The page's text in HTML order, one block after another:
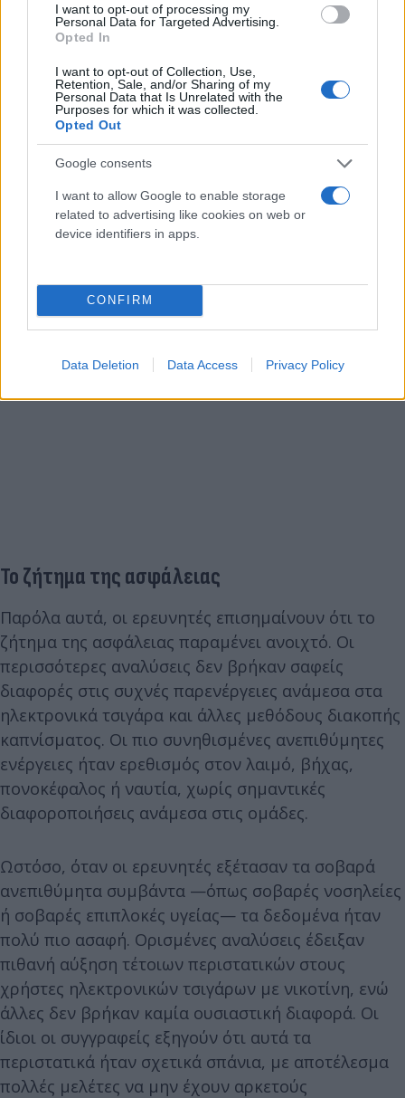
I want to opt-out of processing my
Personal Data for Targeted Advertising.
Opted In
I want to opt-out of Collection, Use,
Retention, Sale, and/or Sharing of my
Personal Data that Is Unrelated with the
Purposes for which it was collected.
Opted Out
Google consents
I want to allow Google to enable storage
related to advertising like cookies on web or
device identifiers in apps.
CONFIRM
Data Deletion Data Access Privacy Policy
Το ζήτημα της ασφάλειας
Παρόλα αυτά, οι ερευνητές επισημαίνουν ότι το
ζήτημα της ασφάλειας παραμένει ανοιχτό. Οι
περισσότερες αναλύσεις δεν βρήκαν σαφείς
διαφορές στις συχνές παρενέργειες ανάμεσα στα
ηλεκτρονικά τσιγάρα και άλλες μεθόδους διακοπής
καπνίσματος. Οι πιο συνηθισμένες ανεπιθύμητες
ενέργειες ήταν ερεθισμός στον λαιμό, βήχας,
πονοκέφαλος ή ναυτία, χωρίς σημαντικές
διαφοροποιήσεις ανάμεσα στις ομάδες.
Ωστόσο, όταν οι ερευνητές εξέτασαν τα σοβαρά
ανεπιθύμητα συμβάντα —όπως σοβαρές νοσηλείες
ή σοβαρές επιπλοκές υγείας— τα δεδομένα ήταν
πολύ πιο ασαφή. Ορισμένες αναλύσεις έδειξαν
πιθανή αύξηση τέτοιων περιστατικών στους
χρήστες ηλεκτρονικών τσιγάρων με νικοτίνη, ενώ
άλλες δεν βρήκαν καμία ουσιαστική διαφορά. Οι
ίδιοι οι συγγραφείς εξηγούν ότι αυτά τα
περιστατικά ήταν σχετικά σπάνια, με αποτέλεσμα
πολλές μελέτες να μην έχουν αρκετούς